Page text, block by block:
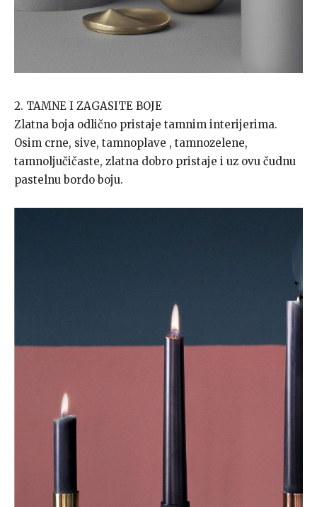
2. TAMNE I ZAGASITE BOJE
Zlatna boja odlično pristaje tamnim interijerima.
Osim crne, sive, tamnoplave , tamnozelene,
tamnoljučičaste, zlatna dobro pristaje i uz ovu čudnu
pastelnu bordo boju.